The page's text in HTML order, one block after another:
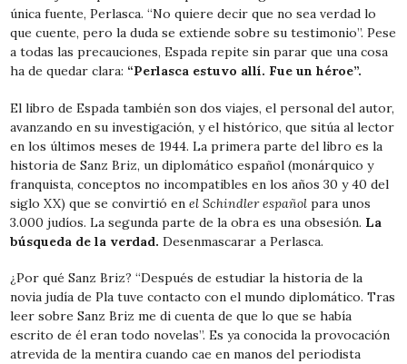
única fuente, Perlasca. “No quiere decir que no sea verdad lo
que cuente, pero la duda se extiende sobre su testimonio”. Pese
a todas las precauciones, Espada repite sin parar que una cosa
ha de quedar clara: “Perlasca estuvo allí. Fue un héroe”.
El libro de Espada también son dos viajes, el personal del autor,
avanzando en su investigación, y el histórico, que sitúa al lector
en los últimos meses de 1944. La primera parte del libro es la
historia de Sanz Briz, un diplomático español (monárquico y
franquista, conceptos no incompatibles en los años 30 y 40 del
siglo XX) que se convirtió enel Schindler español para unos
3.000 judíos. La segunda parte de la obra es una obsesión. La
búsqueda de la verdad. Desenmascarar a Perlasca.
¿Por qué Sanz Briz? “Después de estudiar la historia dela
novia judía de Pla tuve contacto con el mundo diplomático. Tras
leer sobre Sanz Briz me di cuenta de que lo que se había
escrito de él eran todo novelas”. Es ya conocida la provocación
atrevida de la mentira cuando cae en manos del periodista